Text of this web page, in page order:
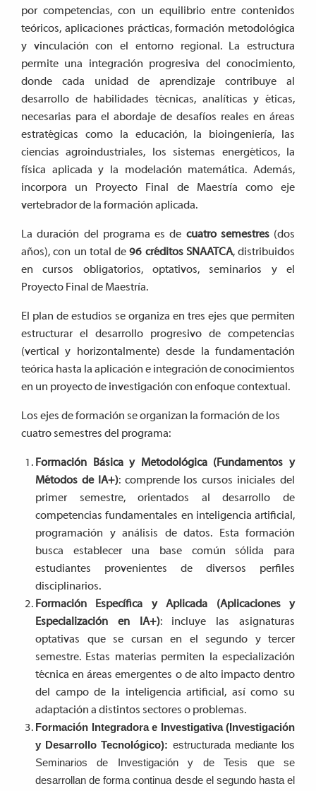
por competencias, con un equilibrio entre contenidos
teóricos, aplicaciones prácticas, formación metodológica
y vinculación con el entorno regional. La estructura
permite una integración progresiva del conocimiento,
donde cada unidad de aprendizaje contribuye al
desarrollo de habilidades técnicas, analíticas y éticas,
necesarias para el abordaje de desafíos reales en áreas
estratégicas como la educación, la bioingeniería, las
ciencias agroindustriales, los sistemas energéticos, la
física aplicada y la modelación matemática. Además,
incorpora un Proyecto Final de Maestría como eje
vertebrador de la formación aplicada.
La duración del programa es de cuatro semestres(dos
años), con un total de96 créditos SNAATCA, distribuidos
en cursos obligatorios, optativos, seminarios y el
Proyecto Final de Maestría.
El plan de estudios se organiza en tres ejes que permiten
estructurar el desarrollo progresivo de competencias
(vertical y horizontalmente) desde la fundamentación
teórica hasta la aplicación e integración de conocimientos
en un proyecto de investigación con enfoque contextual.
Los ejes de formación se organizan la formación de los
cuatro semestres del programa:
Formación Básica y Metodológica (Fundamentos y
Métodos de IA+): comprende los cursos iniciales del
primer semestre, orientados al desarrollo de
competencias fundamentales en inteligencia artificial,
programación y análisis de datos. Esta formación
busca establecer una base común sólida para
estudiantes provenientes de diversos perfiles
disciplinarios.
Formación Específica y Aplicada (Aplicaciones y
Especialización en IA+): incluye las asignaturas
optativas que se cursan en el segundo y tercer
semestre. Estas materias permiten la especialización
técnica en áreas emergentes o de alto impacto dentro
del campo de la inteligencia artificial, así como su
adaptación a distintos sectores o problemas.
Formación Integradora e Investigativa (Investigación
y Desarrollo Tecnológico): estructurada mediante los
Seminarios de Investigación y de Tesis que se
desarrollan de forma continua desde el segundo hasta el